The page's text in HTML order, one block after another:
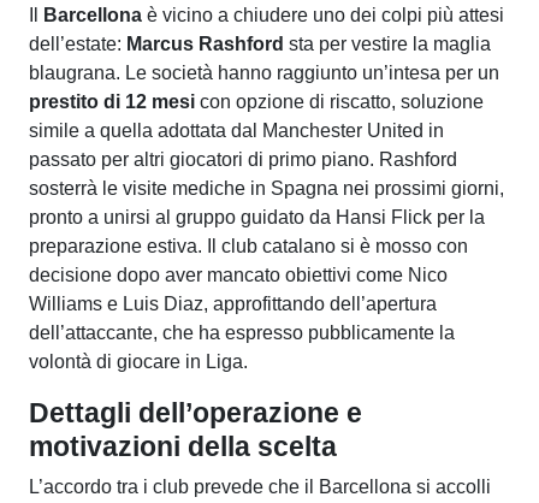
Barcellona è vicino a chiudere uno dei colpi più attesi
dell’estate: Marcus Rashford sta per vestire la maglia
blaugrana. Le società hanno raggiunto un’intesa per un
prestito di 12 mesi con opzione di riscatto, soluzione
simile a quella adottata dal Manchester United in
passato per altri giocatori di primo piano. Rashford
sosterrà le visite mediche in Spagna nei prossimi giorni,
pronto a unirsi al gruppo guidato da Hansi Flick per la
preparazione estiva. Il club catalano si è mosso con
decisione dopo aver mancato obiettivi come Nico
Williams e Luis Diaz, approfittando dell’apertura
dell’attaccante, che ha espresso pubblicamente la
volontà di giocare in Liga.
Dettagli dell’operazione e
motivazioni della scelta
L’accordo tra i club prevede che il Barcellona si accolli